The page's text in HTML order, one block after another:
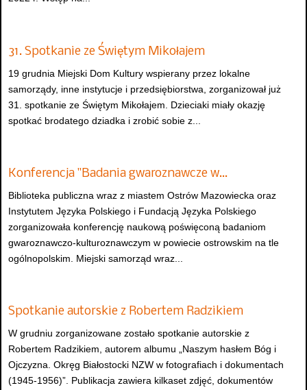
31. Spotkanie ze Świętym Mikołajem
19 grudnia Miejski Dom Kultury wspierany przez lokalne
samorządy, inne instytucje i przedsiębiorstwa, zorganizował już
31. spotkanie ze Świętym Mikołajem. Dzieciaki miały okazję
spotkać brodatego dziadka i zrobić sobie z...
Konferencja "Badania gwaroznawcze w…
Biblioteka publiczna wraz z miastem Ostrów Mazowiecka oraz
Instytutem Języka Polskiego i Fundacją Języka Polskiego
zorganizowała konferencję naukową poświęconą badaniom
gwaroznawczo-kulturoznawczym w powiecie ostrowskim na tle
ogólnopolskim. Miejski samorząd wraz...
Spotkanie autorskie z Robertem Radzikiem
W grudniu zorganizowane zostało spotkanie autorskie z
Robertem Radzikiem, autorem albumu „Naszym hasłem Bóg i
Ojczyzna. Okręg Białostocki NZW w fotografiach i dokumentach
(1945-1956)”. Publikacja zawiera kilkaset zdjęć, dokumentów